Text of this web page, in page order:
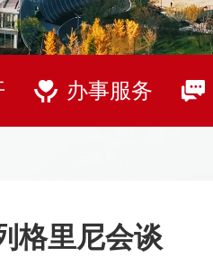
办事服务
格里尼会谈